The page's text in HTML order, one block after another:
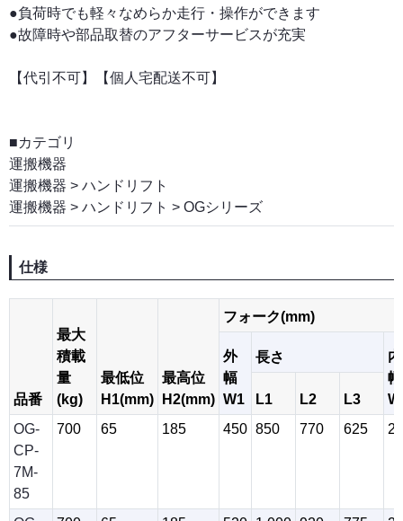
●負荷時でも軽々なめらか走行・操作ができます
●故障時や部品取替のアフターサービスが充実
【代引不可】【個人宅配送不可】
■カテゴリ
運搬機器
運搬機器 > ハンドリフト
運搬機器 > ハンドリフト > OGシリーズ
仕様
品番
最大
積載
量
(kg)
最低位
H1(mm)
最高位
H2(mm)
フォーク(mm)
外
幅
W1
長さ
内
幅
L1 L2
L3
OG-
CP-
7M-
85
700 65 185 450 850 770 625